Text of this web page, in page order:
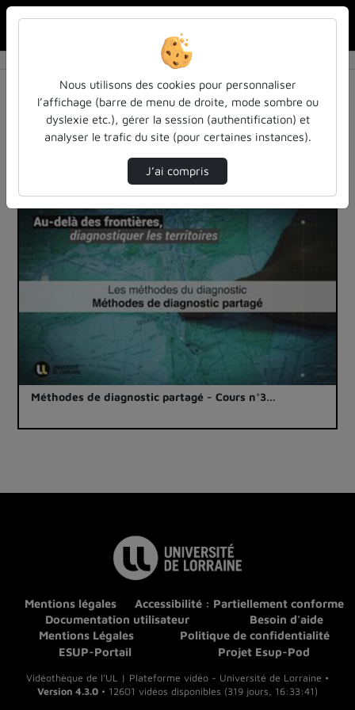
1 vidéo trouvée
Audio Vidéo Statistiques de vues
Direction de tri
00:08:10
Méthodes de diagnostic partagé - Cours n°3…
Mentions légales
Accessibilité : Partiellement conforme
Documentation utilisateur
Besoin d'aide
Mentions Légales
Politique de confidentialité
ESUP-Portail
Projet Esup-Pod
Vidéothèque de l'UL | Plateforme vidéo - Université de Lorraine •
Version 4.3.0 • 12601 vidéos disponibles (319 jours, 16:33:41)
Nous utilisons des cookies pour personnaliser
l’affichage (barre de menu de droite, mode sombre ou
dyslexie etc.), gérer la session (authentification) et
analyser le trafic du site (pour certaines instances).
J’ai compris